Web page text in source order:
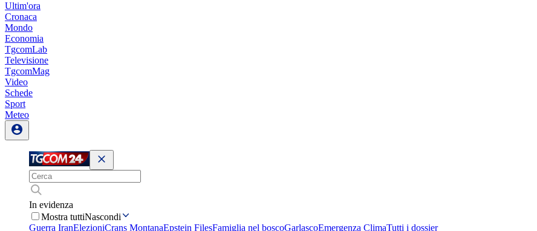
Ultim'ora
Cronaca
Mondo
Economia
TgcomLab
Televisione
TgcomMag
Video
Schede
Sport
Meteo
In evidenza
Mostra tuttiNascondi
Guerra IranElezioniCrans MontanaEpstein FilesFamiglia nel boscoGarlascoEmergenza ClimaTutti i dossier